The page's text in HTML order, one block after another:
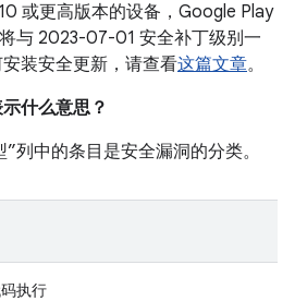
或更高版本的设备，Google Play
与 2023-07-01 安全补丁级别一
装安全更新，请查看这篇文章。
什么意思？
列中的条目是安全漏洞的分类。
执行